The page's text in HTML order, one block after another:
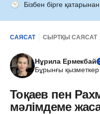
Бізбен бірге
САЯСАТ СЫРТҚЫ САЯСАТ
Нұрила Ермекбай
Бұрынғы қызметкер
Тоқаев пен
мәлімдеме